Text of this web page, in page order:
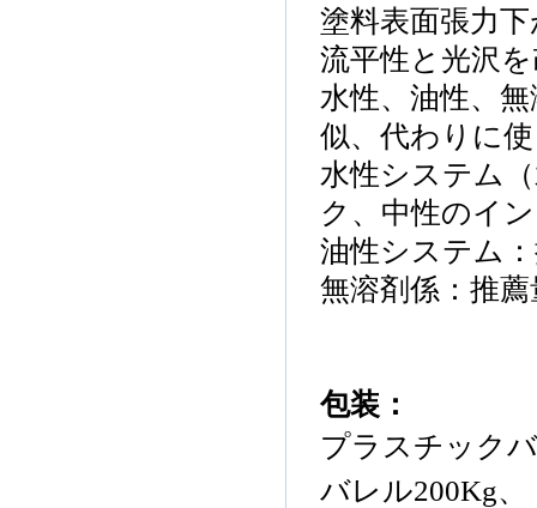
塗料表面張力
流平性と光沢を
水性、油性、無
似、代わりに
水性システム（
ク 、中性のイ
油性システム ：
無溶剤係 ：推薦
包装 ：
プラスチック
バレル200Kg、